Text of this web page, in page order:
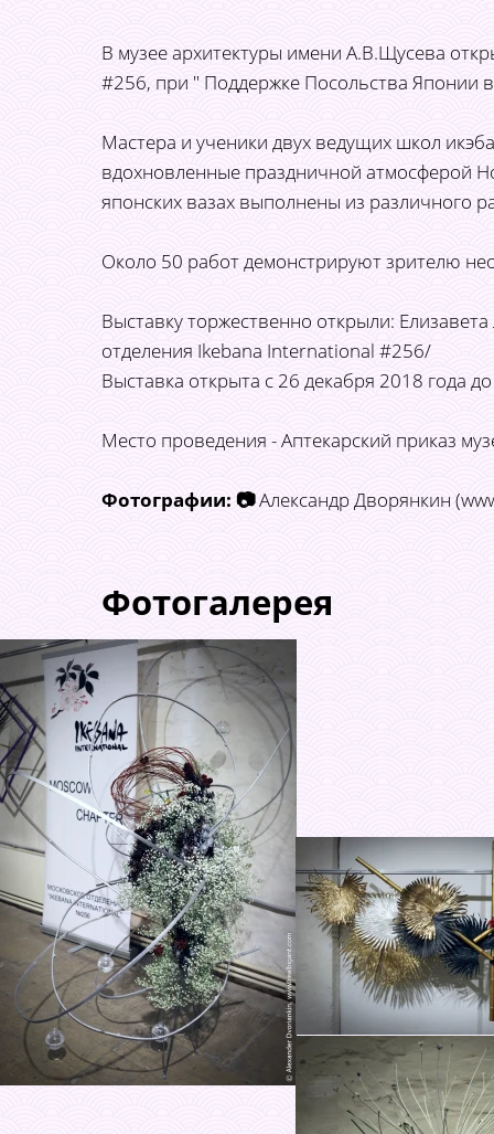
В музее архитектуры имени А.В.Щусева
#256, при " Поддержке Посольства Японии
Мастера и ученики двух ведущих школ
вдохновленные праздничной атмосферой
японских вазах выполнены из различного
Около 50 работ демонстрируют зрителю
Выставку торжественно открыли:
отделения Ikebana International #256/
Выставка открыта с 26 декабря 2018 года
Место проведения - Аптекарский приказ
Фотографии: 📷Александр Дворянкин
Фотогалерея